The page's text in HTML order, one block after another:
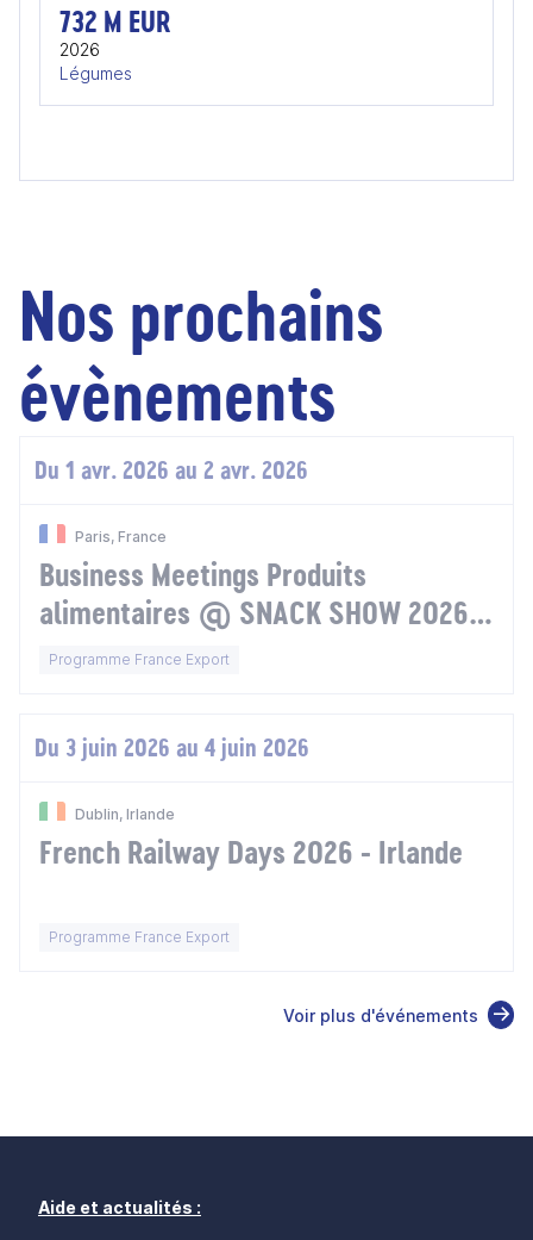
732 M EUR
2026
Légumes
Nos prochains
évènements
Du 1 avr. 2026 au 2 avr. 2026
Paris, France
Business Meetings Produits
alimentaires @ SNACK SHOW 2026 -
Europe
Programme France Export
Du 3 juin 2026 au 4 juin 2026
Dublin, Irlande
French Railway Days 2026 - Irlande
Programme France Export
Voir plus d'événements
Aide et actualités :